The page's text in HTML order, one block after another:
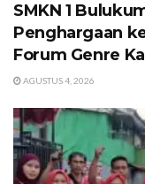
SMKN 1
Penghargaan
Forum Genre
AGUSTUS 4, 2026